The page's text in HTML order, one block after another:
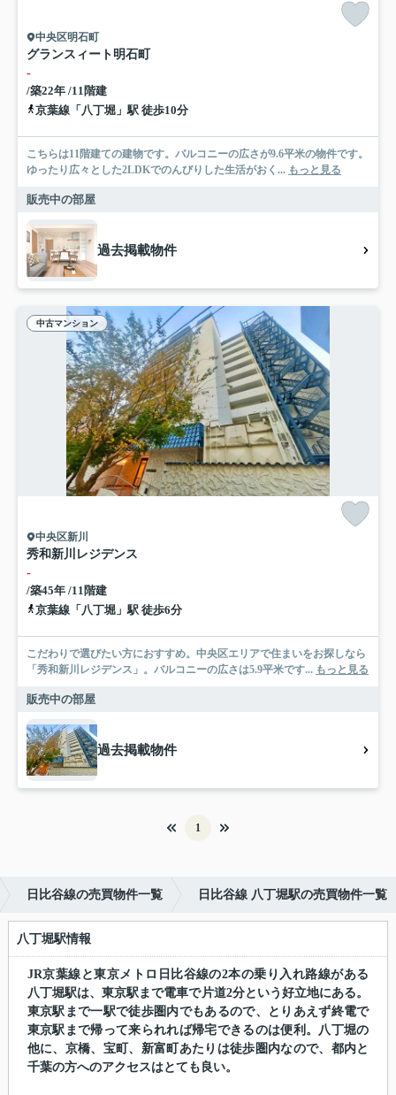
中央区明石町
グランスィート明石町
-
/築22年 /11階建
京葉線「八丁堀」駅 徒歩10分
こちらは11階建ての建物です。バルコニーの広さが9.6平米の物件です。
ゆったり広々とした2LDKでのんびりした生活がおく... もっと見る
販売中の部屋
過去掲載物件
中古マンション
中央区新川
秀和新川レジデンス
-
/築45年 /11階建
京葉線「八丁堀」駅 徒歩6分
こだわりで選びたい方におすすめ。中央区エリアで住まいをお探しなら
「秀和新川レジデンス」。バルコニーの広さは5.9平米です... もっと見る
販売中の部屋
過去掲載物件
1
日比谷線の売買物件一覧 日比谷線 八丁堀駅の売買物件一覧
八丁堀駅情報
JR京葉線と東京メトロ日比谷線の2本の乗り入れ路線がある
八丁堀駅は、東京駅まで電車で片道2分という好立地にある。
東京駅まで一駅で徒歩圏内でもあるので、とりあえず終電で
東京駅まで帰って来られれば帰宅できるのは便利。八丁堀の
他に、京橋、宝町、新富町あたりは徒歩圏内なので、都内と
千葉の方へのアクセスはとても良い。